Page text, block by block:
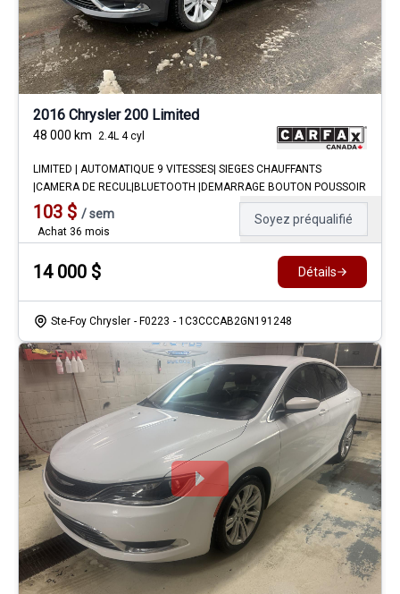
2016 Chrysler 200 Limited
48 000 km 2.4L 4 cyl
LIMITED | AUTOMATIQUE 9 VITESSES| SIEGES CHAUFFANTS
|CAMERA DE RECUL|BLUETOOTH |DEMARRAGE BOUTON POUSSOIR
103 $ /sem
Achat 36 mois
Soyez préqualifié
14 000 $ Détails
Ste-Foy Chrysler - F0223 - 1C3CCCAB2GN191248